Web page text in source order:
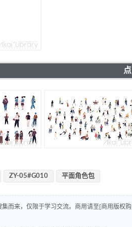
ZY-05#G010 平面角色包
集而来，仅限于学习交流。商用请至[商用版权